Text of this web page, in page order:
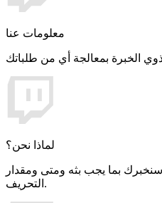
معلومات عنا
لماذا نحن؟
بما يجب بثه ومتى ومقدار
التحريف.